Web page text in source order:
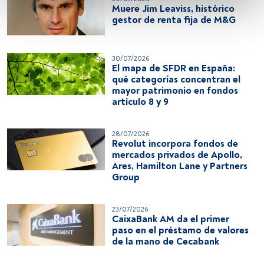
Utilizar datos de localización geográfica precisa. Analizar
activamente las características del dispositivo para su
y/o acceder a ella.
Lista de asociados (proveedores)
Muere Jim Leaviss, histórico
gestor de renta fija de M&G
30/07/2026
El mapa de SFDR en España:
qué categorías concentran el
mayor patrimonio en fondos
artículo 8 y 9
28/07/2026
Revolut incorpora fondos de
mercados privados de Apollo,
Ares, Hamilton Lane y Partners
Group
23/07/2026
CaixaBank AM da el primer
paso en el préstamo de valores
de la mano de Cecabank